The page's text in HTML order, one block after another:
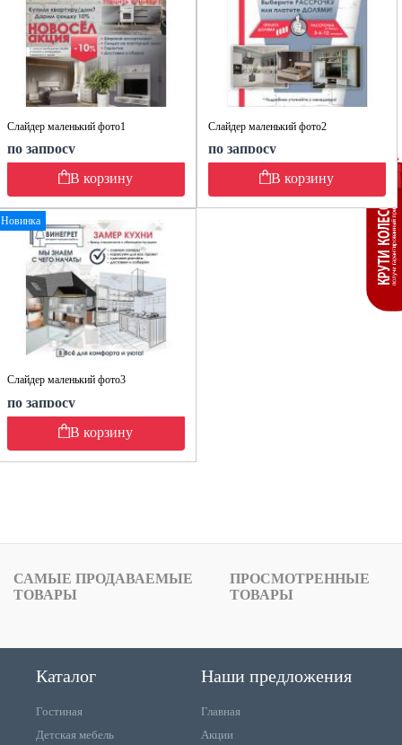
Слайдер маленький фото1
по запросу
В корзину
Слайдер маленький фото2
по запросу
В корзину
Новинка
Слайдер маленький фото3
по запросу
В корзину
САМЫЕ ПРОДАВАЕМЫЕ
ТОВАРЫ
ПРОСМОТРЕННЫЕ
ТОВАРЫ
Каталог
Гостиная
Детская мебель
Наши предложения
Главная
Акции